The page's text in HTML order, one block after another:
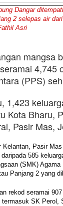
Dangar
2 selepas air
Asri
mangsa
4,745
(PPS)
1,423
Kota Bharu,
Pasir Mas,
Kelantan, Pasir
585
(SMK)
Panjang 2 yang
rekod seramai
SK Perol,